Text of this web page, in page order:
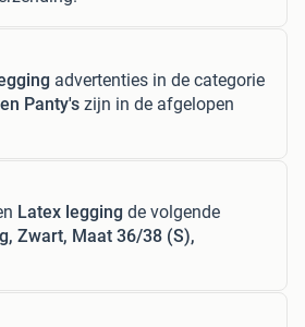
advertenties in de categorie
Panty's zijn in de afgelopen
Latex legging de volgende
Zwart, Maat 36/38 (S),